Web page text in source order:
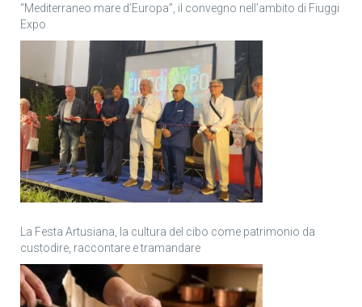
“Mediterraneo mare d’Europa”, il convegno nell’ambito di Fiuggi
Expo
La Festa Artusiana, la cultura del cibo come patrimonio da
custodire, raccontare e tramandare